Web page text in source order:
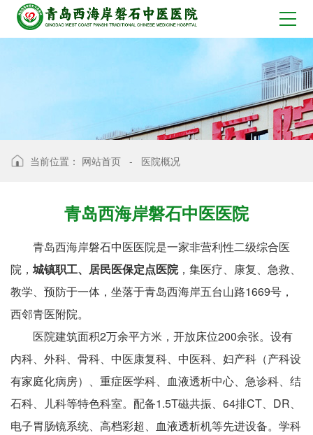
当前位置： 网站首页 - 医院概况
青岛西海岸磐石中医医院
青岛西海岸磐石中医医院是一家非营利性二级综合医
院， 城镇职工、居民医保定点医院，集医疗、康复、急救、
教学、预防于一体，坐落于青岛西海岸五台山路1669号，
西邻青医附院。
医院建筑面积2万余平方米，开放床位200余张。设有
内科、外科、骨科、中医康复科、中医科、妇产科（产科设
有家庭化病房）、重症医学科、血液透析中心、急诊科、结
石科、儿科等特色科室。配备1.5T磁共振、64排CT、DR、
电子胃肠镜系统、高档彩超、血液透析机等先进设备。学科